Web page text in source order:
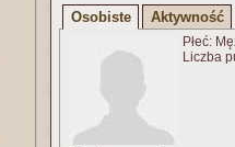
Osobiste
Aktywność
Płeć:
Liczba